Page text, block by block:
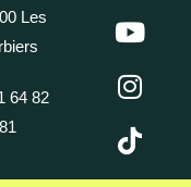
Les
64 82
81